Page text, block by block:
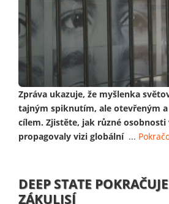
Zpráva ukazuje, že myšlenka
tajným spiknutím, ale otevřeným
cílem. Zjistěte, jak různé
propagovaly vizi globální ...
DEEP STATE
ZÁKULISÍ